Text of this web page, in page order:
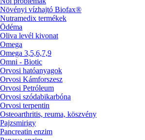
Növényi vízhajtó Biofax®
Nutramedix termékek
Ödéma
Oliva levél kivonat
Omega
Omega 3,5,6,7,9
Omni - Biotic
Orvosi hatóanyagok
Orvosi Kámforszesz
Orvosi Petróleum
Orvosi szódabikarbóna
Orvosi terpentin
Osteoarthritis, reuma, köszvény
Pajzsmirigy
Pancreatin enzim